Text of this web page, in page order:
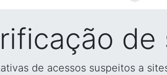
de
de acessos suspeitos a